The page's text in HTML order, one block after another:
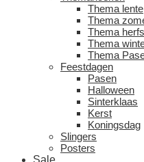
Thema lente
Thema
Thema
Thema
Thema
Feestdagen
Pasen
Halloween
Sinterklaas
Kerst
Koningsdag
Slingers
Posters
Sale